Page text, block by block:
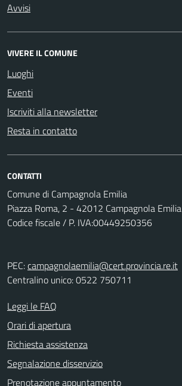
Avvisi
VIVERE IL COMUNE
Luoghi
Eventi
Iscriviti alla newsletter
Resta in contatto
CONTATTI
Comune di Campagnola Emilia
Piazza Roma, 2 - 42012 Campagnola Emilia
Codice fiscale / P. IVA:00449250356
PEC:campagnolaemilia@cert.provincia.re.it
Centralino unico: 0522 750711
Leggi le FAQ
Orari di apertura
Richiesta assistenza
Segnalazione disservizio
Prenotazione appuntamento